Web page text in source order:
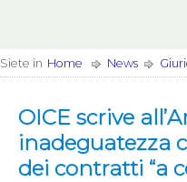
Siete in Home News
OICE scrive
inadeguatezza
dei contratti “a